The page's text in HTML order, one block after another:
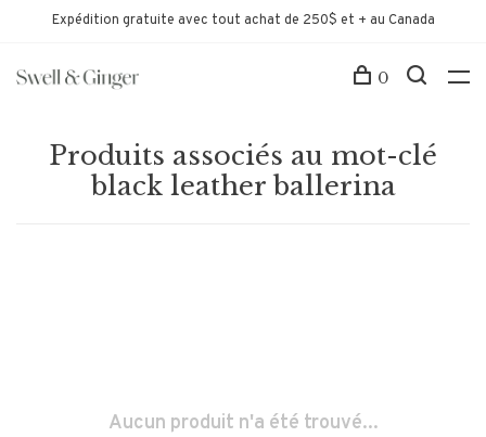
Expédition gratuite avec tout achat de 250$ et + au Canada
0
Produits associés au mot-clé
black leather ballerina
Aucun produit n'a été trouvé...